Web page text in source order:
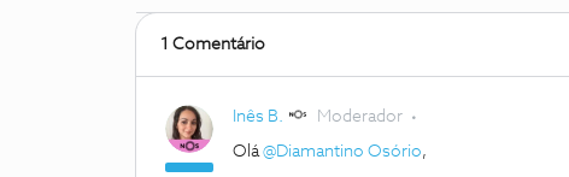
1 Comentário
Inês B. Moderador
Olá@Diamantino Osório,